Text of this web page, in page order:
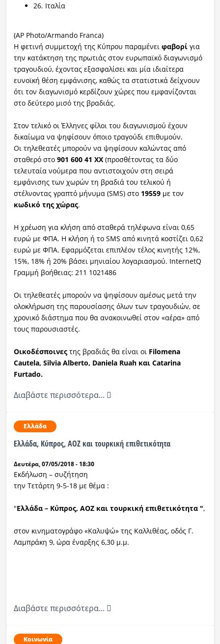
26. Ιταλία
(AP Photo/Armando Franca)
Η φετινή συμμετοχή της Κύπρου παραμένει φαβορίγια
την κατάκτηση της πρωτιάς στον ευρωπαϊκό διαγωνισμό
τραγουδιού, έχοντας εξασφαλίσει και μία ιδιαίτερα
ευνοϊκή θέση εμφάνισης, καθώς τα στατιστικά δείχνουν
ότι τον διαγωνισμό κερδίζουν χώρες που εμφανίζονται
στο δεύτερο μισό της βραδιάς.
Στον τελικό οι Έλληνες φίλοι του διαγωνισμού έχουν
δικαίωμα να ψηφίσουν όποιο τραγούδι επιθυμούν.
Οι τηλεθεατές μπορούν να ψηφίσουν καλώντας από
σταθερό στο 901 600 41 ΧΧ(προσθέτοντας τα δύο
τελευταία νούμερα που αντιστοιχούν στη σειρά
εμφάνισης των χωρών τη βραδιά του τελικού ή
στέλνοντας γραπτό μήνυμα (SMS) στο 19559με τον
κωδικό της χώρας.
Η χρέωση για κλήση από σταθερά τηλέφωνα είναι 0,65
ευρώ με ΦΠΑ. Η κλήση ή το SMS από κινητά κοστίζει 0,62
ευρώ με ΦΠΑ. Εφαρμόζεται επιπλέον τέλος κινητής 12%,
15%, 18% ή 20% βάσει μηνιαίου λογαριασμού. InternetQ
Γραμμή βοήθειας: 211 1021486
Οι τηλεθεατές μπορούν να ψηφίσουν αμέσως μετά την
ολοκλήρωση της παρουσίασης όλων των τραγουδιών, σε
χρονικό διάστημα που θα ανακοινωθεί στον «αέρα» από
τους παρουσιαστές.
Οικοδέσποινεςτης βραδιάς θα είναι οι Filomena
Cautela, Silvia Alberto, Daniela Ruah και Catarina
Furtado.
Διαβάστε περισσότερα...
Ελλάδα
Ελλάδα, Κύπρος, ΑΟΖ και τουρκική επιθετικότητα
Δευτέρα, 07/05/2018 - 18:30
Εκδήλωση – συζήτηση
την Τετάρτη 9-5-18 με θέμα :
"Ελλάδα – Κύπρος, ΑΟΖ και τουρκική επιθετικότητα ",
στον κινηματογράφο «Καλυψώ» της Καλλιθέας, οδός Γ.
Λαμπράκη 9, ώρα έναρξης 6,30 μ.μ.
Διαβάστε περισσότερα...
Κοινωνία